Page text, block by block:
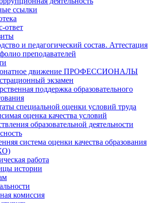
ссылки
ответ
и педагогический состав. Аттестация
преподавателей
движение ПРОФЕССИОНАЛЫ
экзамен
поддержка образовательного
специальной оценки условий труда
оценка качества условий
образовательной деятельности
система оценки качества образования
работа
истории
комиссия